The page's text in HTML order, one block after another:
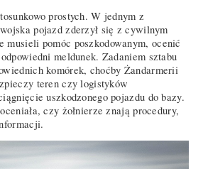
prostych. W jednym z
pojazd zderzył się z cywilnym
musieli pomóc poszkodowanym, ocenić
meldunek. Zadaniem sztabu
komórek, choćby Żandarmerii
teren czy logistyków
uszkodzonego pojazdu do bazy.
czy żołnierze znają procedury,